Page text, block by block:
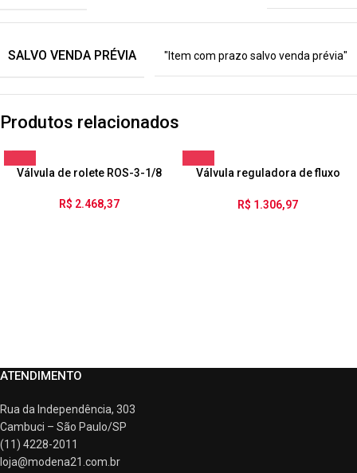
SALVO VENDA PRÉVIA "Item com prazo salvo venda prévia"
Produtos relacionados
Válvula de rolete ROS-3-1/8
R$ 2.468,37
Válvula reguladora de fluxo
R$ 1.306,97
ATENDIMENTO
Rua da Independência, 303
Cambuci – São Paulo/SP
(11) 4228-2011
loja@modena21.com.br